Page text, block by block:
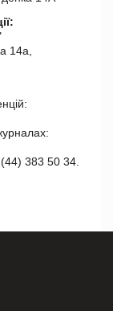
14а,
383 50 34.